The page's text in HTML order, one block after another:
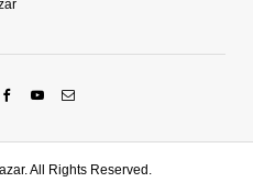
All Rights Reserved.